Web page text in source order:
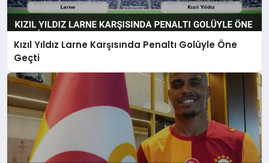
Kızıl Yıldız Larne Karşısında Penaltı Golüyle Öne
Geçti